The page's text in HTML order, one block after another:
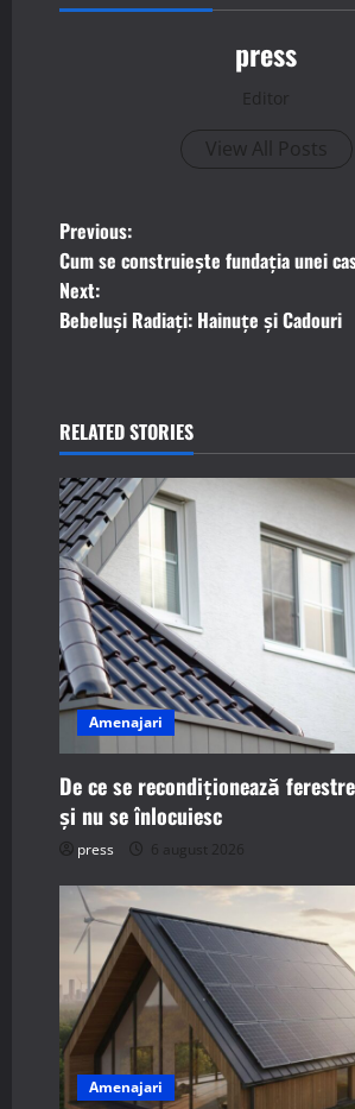
press
Editor
View All Posts
P
o
s
n
a
v
i
g
a
i
o
n
Previous:
Cum se construiește fundația unei
Next:
Bebeluși Radiați: Hainuțe și Cadouri
RELATED STORIES
Amenajari
De ce se recondiționează
și nu se înlocuiesc
press 6 august 2026
Amenajari